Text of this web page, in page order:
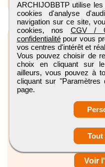
Meyzieu,
Publiée
Voir
ARCHIJOBBTP utilise
cookies d'analyse
navigation sur ce site,
cookies, nos CGV /
confidentialitépour vous
vos centres d'intérêt et
Vous pouvez choisir de
choix en cliquant sur le
ailleurs, vous pouvez à
cliquant sur
page.
Tout